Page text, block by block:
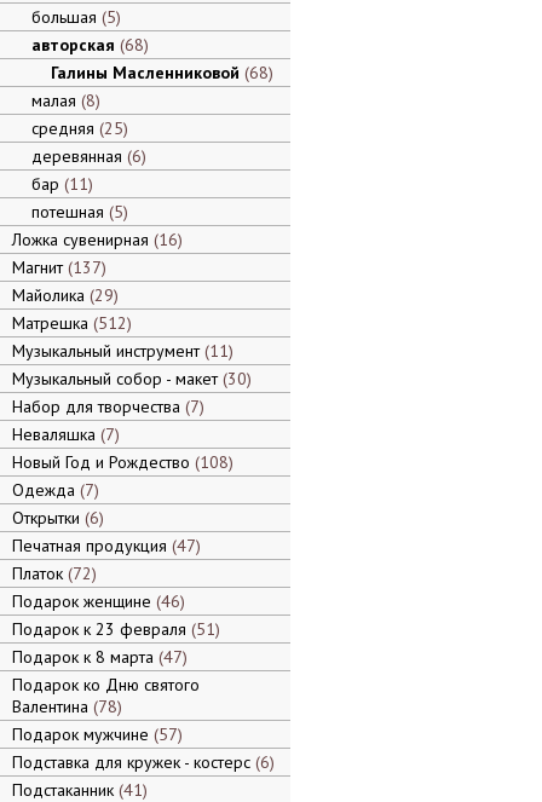
большая 5
авторская 68
Галины Масленниковой 68
малая 8
средняя 25
деревянная 6
бар 11
потешная 5
Ложка сувенирная 16
Магнит 137
Майолика 29
Матрешка 512
Музыкальный инструмент 11
Музыкальный собор - макет 30
Набор для творчества 7
Неваляшка 7
Новый Год и Рождество 108
Одежда 7
Открытки 6
Печатная продукция 47
Платок 72
Подарок женщине 46
Подарок к 23 февраля 51
Подарок к 8 марта 47
Подарок ко Дню святого
Валентина 78
Подарок мужчине 57
Подставка для кружек - костерс 6
Подстаканник 41